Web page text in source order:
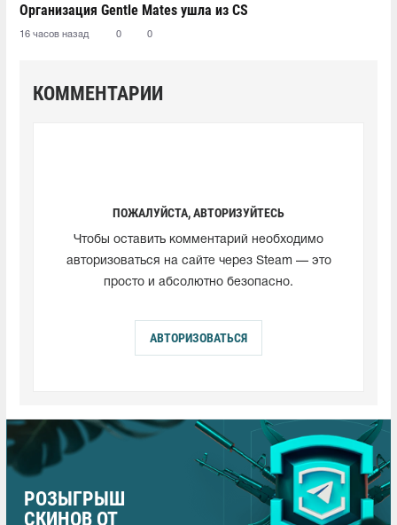
Организация Gentle Mates ушла из CS
16 часов назад 0 0
КОММЕНТАРИИ
ПОЖАЛУЙСТА, АВТОРИЗУЙТЕСЬ
Чтобы оставить комментарий необходимо
авторизоваться на сайте через Steam — это
просто и абсолютно безопасно.
АВТОРИЗОВАТЬСЯ
РОЗЫГРЫШ
СКИНОВ ОТ